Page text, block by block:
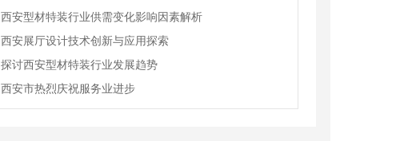
西安型材特装行业供需变化影响因素解析
西安展厅设计技术创新与应用探索
探讨西安型材特装行业发展趋势
西安市热烈庆祝服务业进步